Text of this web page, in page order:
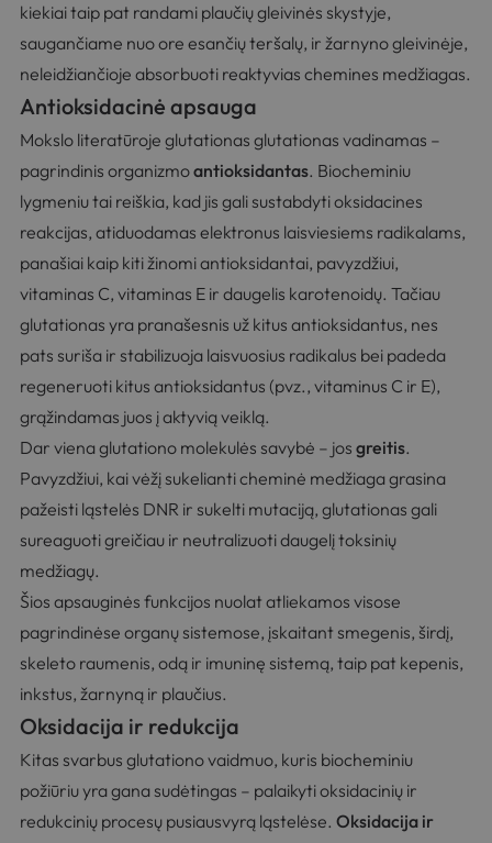
kiekiai taip pat randami plaučių gleivinės skystyje,
saugančiame nuo ore esančių teršalų, ir žarnyno gleivinėje,
neleidžiančioje absorbuoti reaktyvias chemines medžiagas.
Antioksidacinė apsauga
Mokslo literatūroje glutationas glutationas vadinamas –
pagrindinis organizmoantioksidantas. Biocheminiu
lygmeniu tai reiškia, kad jis gali sustabdyti oksidacines
reakcijas, atiduodamas elektronus laisviesiems radikalams,
panašiai kaip kiti žinomi antioksidantai, pavyzdžiui,
vitaminas C, vitaminas E ir daugelis karotenoidų. Tačiau
glutationas yra pranašesnis už kitus antioksidantus, nes
pats suriša ir stabilizuoja laisvuosius radikalus bei padeda
regeneruoti kitus antioksidantus (pvz., vitaminus C ir E),
grąžindamas juos į aktyvią veiklą.
Dar viena glutationo molekulės savybė – josgreitis.
Pavyzdžiui, kai vėžį sukelianti cheminė medžiaga grasina
pažeisti ląstelės DNR ir sukelti mutaciją, glutationas gali
sureaguoti greičiau ir neutralizuoti daugelį toksinių
medžiagų.
Šios apsauginės funkcijos nuolat atliekamos visose
pagrindinėse organų sistemose, įskaitant smegenis, širdį,
skeleto raumenis, odą ir imuninę sistemą, taip pat kepenis,
inkstus, žarnyną ir plaučius.
Oksidacija ir redukcija
Kitas svarbus glutationo vaidmuo, kuris biocheminiu
požiūriu yra gana sudėtingas – palaikyti oksidacinių ir
redukcinių procesų pusiausvyrą ląstelėse. Oksidacija ir